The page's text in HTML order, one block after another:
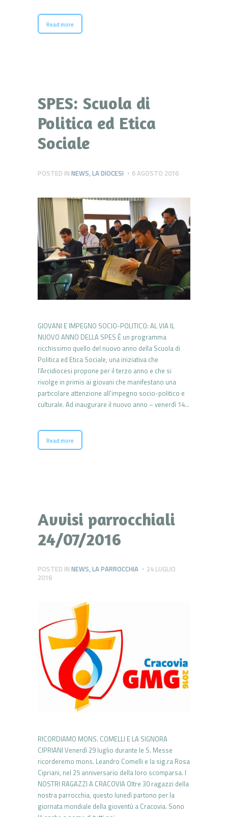
Read more
SPES: Scuola di
Politica ed Etica
Sociale
POSTED IN NEWS,LA DIOCESI 6 AGOSTO 2016
GIOVANI E IMPEGNO SOCIO-POLITICO: AL VIA IL
NUOVO ANNO DELLA SPES È un programma
ricchissimo quello del nuovo anno della Scuola di
Politica ed Etica Sociale, una iniziativa che
l’Arcidiocesi propone per il terzo anno e che si
rivolge in primis ai giovani che manifestano una
particolare attenzione all’impegno socio-politico e
culturale. Ad inaugurare il nuovo anno – venerdì 14…
Read more
Avvisi parrocchiali
24/07/2016
POSTED IN NEWS,LA PARROCCHIA
24 LUGLIO
2016
RICORDIAMO MONS. COMELLI E LA SIGNORA
CIPRIANI Venerdì 29 luglio durante le S. Messe
ricorderemo mons. Leandro Comelli e la sig.ra Rosa
Cipriani, nel 25 anniversario della loro scomparsa. I
NOSTRI RAGAZZI A CRACOVIA Oltre 30 ragazzi della
nostra parrocchia, questo lunedì partono per la
giornata mondiale della gioventù a Cracovia. Sono